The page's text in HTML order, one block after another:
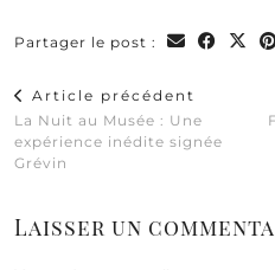
Partager le post :
Article précédent
La Nuit au Musée : Une
expérience inédite signée
Grévin
Laisser un